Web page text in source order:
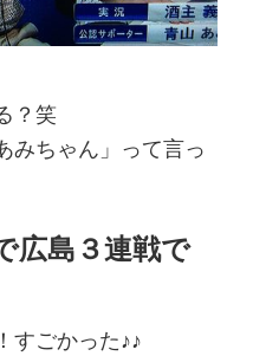
？笑
みちゃん」って言っ
広島３連戦で
すごかった♪♪